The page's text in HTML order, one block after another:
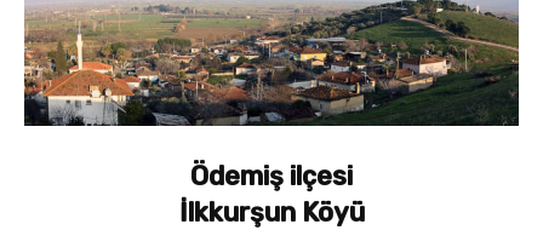
Ödemiş ilçesi
İlkkurşun Köyü